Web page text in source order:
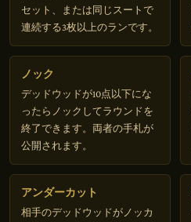
セット、または同じスートで
連続する3枚以上のランです。
ノック
デッドウッドが10点以下にな
ったらノックしてラウンドを
終了できます。両者の手札が
公開されます。
アンダーカット
相手のデッドウッドがノッカ